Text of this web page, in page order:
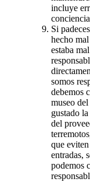
incluye
Si
hecho
estaba
somos
debemos
museo
gustado
del
que
entradas,
podemos